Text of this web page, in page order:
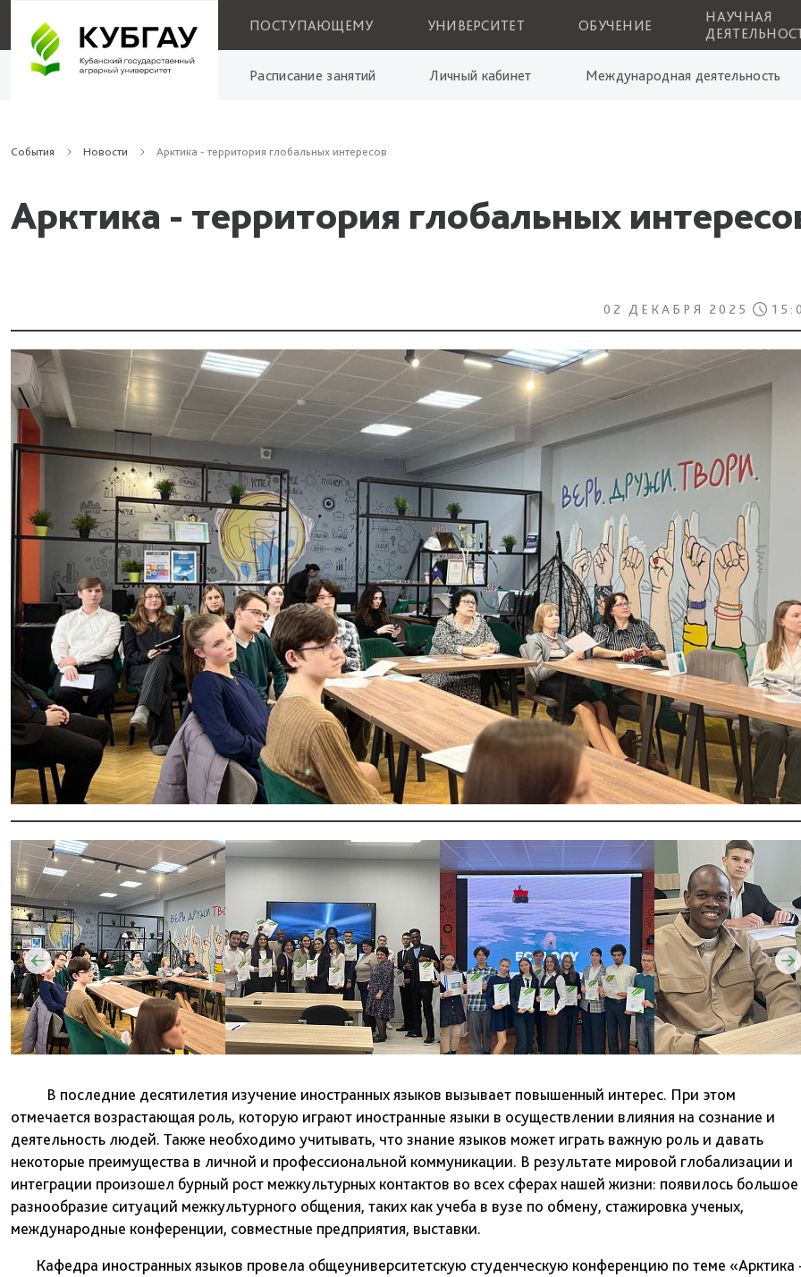
ПОСТУПАЮЩЕМУ УНИВЕРСИТЕТ ОБУЧЕНИЕ
НАУЧНАЯ
Расписание занятий Личный кабинет Международная деятельность
События Новости Арктика - территория глобальных интересов
Арктика - территория глобальных
02 ДЕКАБРЯ 2025
В последние десятилетия изучение иностранных языков вызывает повышенный интерес. При этом
отмечается возрастающая роль, которую играют иностранные языки в осуществлении влияния на сознание и
деятельность людей. Также необходимо учитывать, что знание языков может играть важную роль и давать
некоторые преимущества в личной и профессиональной коммуникации. В результате мировой глобализации и
интеграции произошел бурный рост межкультурных контактов во всех сферах нашей жизни: появилось большое
разнообразие ситуаций межкультурного общения, таких как учеба в вузе по обмену, стажировка ученых,
международные конференции, совместные предприятия, выставки.
Кафедра иностранных языков провела общеуниверситетскую студенческую конференцию по теме «Арктика